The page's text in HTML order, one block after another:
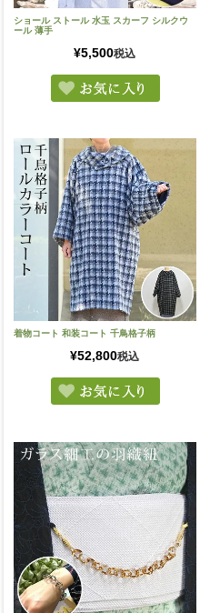
ショール ストール 水玉 スカーフ シルクウ
ール 薄手
¥5,500税込
着物コート 和装コート 千鳥格子柄
¥52,800税込